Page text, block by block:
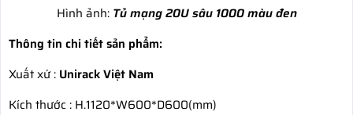
Hình ảnh: Tủ mạng 20U sâu 1000 màu đen
Thông tin chi tiết sản phẩm:
Xuất xứ : Unirack Việt Nam
Kích thước : H.1120*W600*D600(mm)